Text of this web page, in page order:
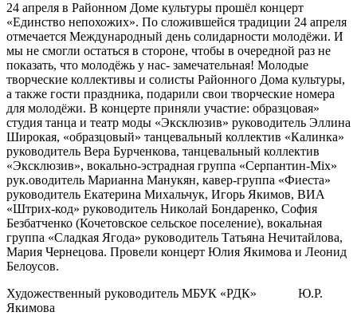
24 апреля в Районном Доме культуры прошёл концерт
«Единство непохожих». По сложившейся традиции 24 апреля
отмечается Международный день солидарности молодёжи. И
мы не смогли остаться в стороне, чтобы в очередной раз не
показать, что молодёжь у нас- замечательная! Молодые
творческие коллективы и солисты Районного Дома культуры,
а также гости праздника, подарили свои творческие номера
для молодёжи. В концерте приняли участие: образцовая»
студия танца и театр моды «Эксклюзив» руководитель Эллина
Широкая, «образцовый» танцевальный коллектив «Калинка»
руководитель Вера Бурченкова, танцевальный коллектив
«Эксклюзив», вокально-эстрадная группа «Серпантин-Mix»
рук.оводитель Марианна Манукян, кавер-группа «Фиеста»
руководитель Екатерина Михальчук, Игорь Якимов, ВИА
«Штрих-код» руководитель Николай Бондаренко, София
Безбатченко (Кочетовское сельское поселение), вокальная
группа «Сладкая Ягода» руководитель Татьяна Нечитайлова,
Мария Чернецова. Провели концерт Юлия Якимова и Леонид
Белоусов.
Художественный руководитель МБУК «РДК» Ю.Р.
Якимова